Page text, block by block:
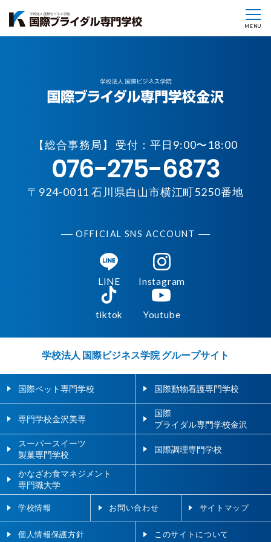
MENU
【総合事務局】 受付：平日9:00〜18:00
〒924-0011 石川県白山市横江町5250番地
OFFICIAL SNS ACCOUNT
LINE Instagram
tiktok Youtube
学校法人 国際ビジネス学院 グループサイト
国際ペット専門学校 国際動物看護専門学校
専門学校金沢美専
国際
ブライダル専門学校金沢
スーパースイーツ
製菓専門学校
国際調理専門学校
かなざわ食マネジメント
専門職大学
学校情報 お問い合わせ サイトマップ
個人情報保護方針 このサイトについて